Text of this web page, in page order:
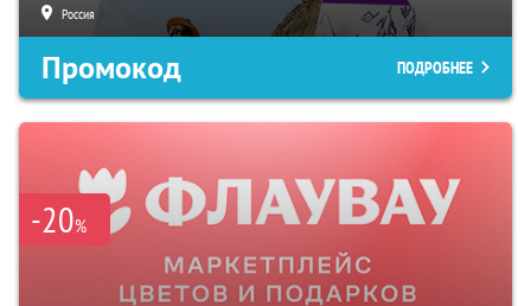
Россия
Промокод ПОДРОБНЕЕ
-20%